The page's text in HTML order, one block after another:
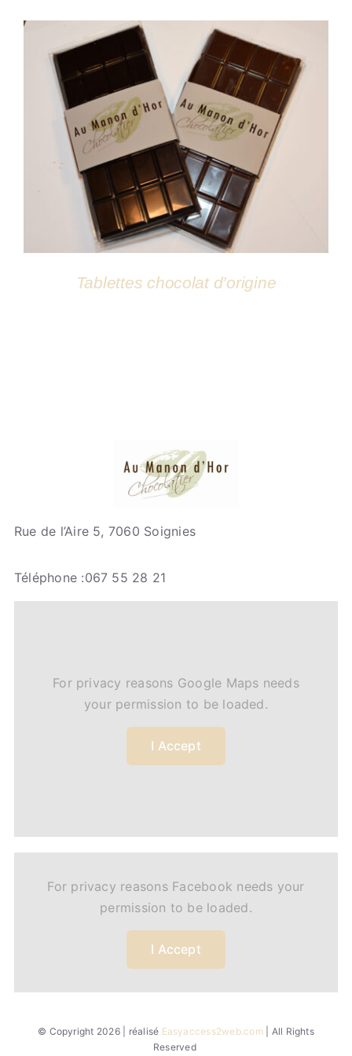
Atelier
DÉTAILS
Tablettes chocolat d’origine
Rue de l’Aire 5, 7060 Soignies
Téléphone :067 55 28 21
For privacy reasons Google Maps needs
your permission to be loaded.
I Accept
For privacy reasons Facebook needs your
permission to be loaded.
I Accept
© Copyright 2026 | réalisé Easyaccess2web.com| All Rights
Reserved